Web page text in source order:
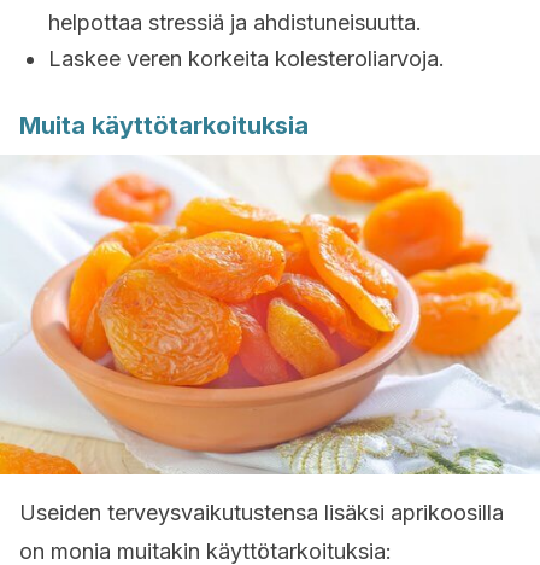
helpottaa stressiä ja ahdistuneisuutta.
Laskee veren korkeita kolesteroliarvoja.
Muita käyttötarkoituksia
Useiden terveysvaikutustensa lisäksi aprikoosilla
on monia muitakin käyttötarkoituksia: